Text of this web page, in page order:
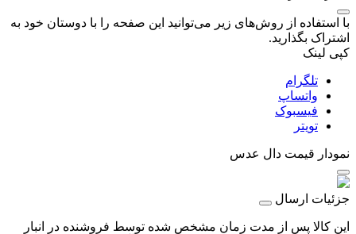
با استفاده از روش‌های زیر می‌توانید این صفحه را با دوستان خود به
اشتراک بگذارید.
کپی لینک
تلگرام
واتساپ
فیسبوک
تویتر
نمودار قیمت دال عدس
جزئیات ارسال
این کالا پس از مدت زمان مشخص شده توسط فروشنده در انبار